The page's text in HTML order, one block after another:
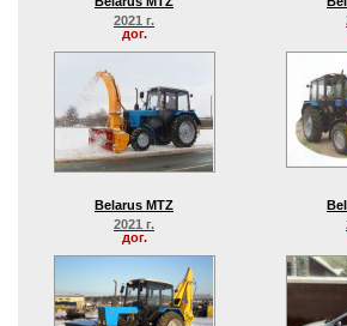
2021 г.
дог.
Belarus MTZ
2021 г.
дог.